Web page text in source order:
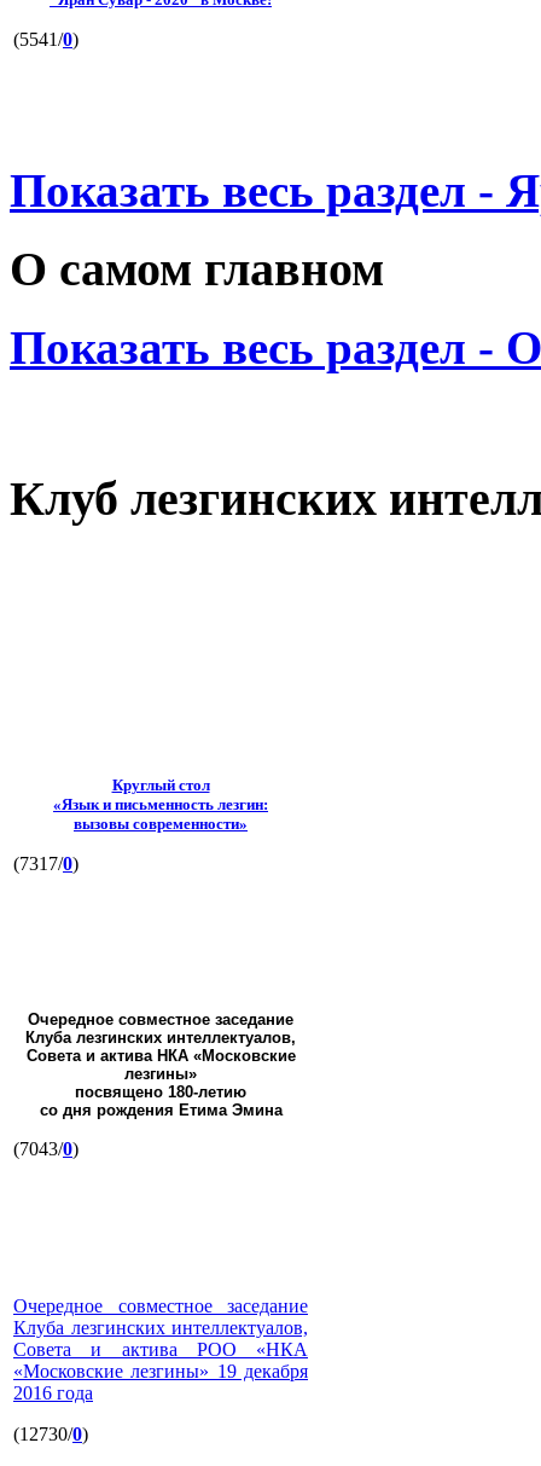
(5541/0)
Показать весь раздел -
О самом главном
Показать весь раздел -
Клуб лезгинских
Круглый стол
«Язык и письменность лезгин:
вызовы современности»
(7317/0)
Очередное совместное заседание
Клуба лезгинских интеллектуалов,
Совета и актива НКА «Московские
лезгины»
посвящено 180-летию
со дня рождения Етима Эмина
(7043/0)
Очередное совместное заседание
Клуба лезгинских интеллектуалов,
Совета и актива РОО «НКА
«Московские лезгины» 19 декабря
2016 года
(12730/0)